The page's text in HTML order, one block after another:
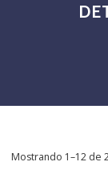
Mostrando 1–12 de